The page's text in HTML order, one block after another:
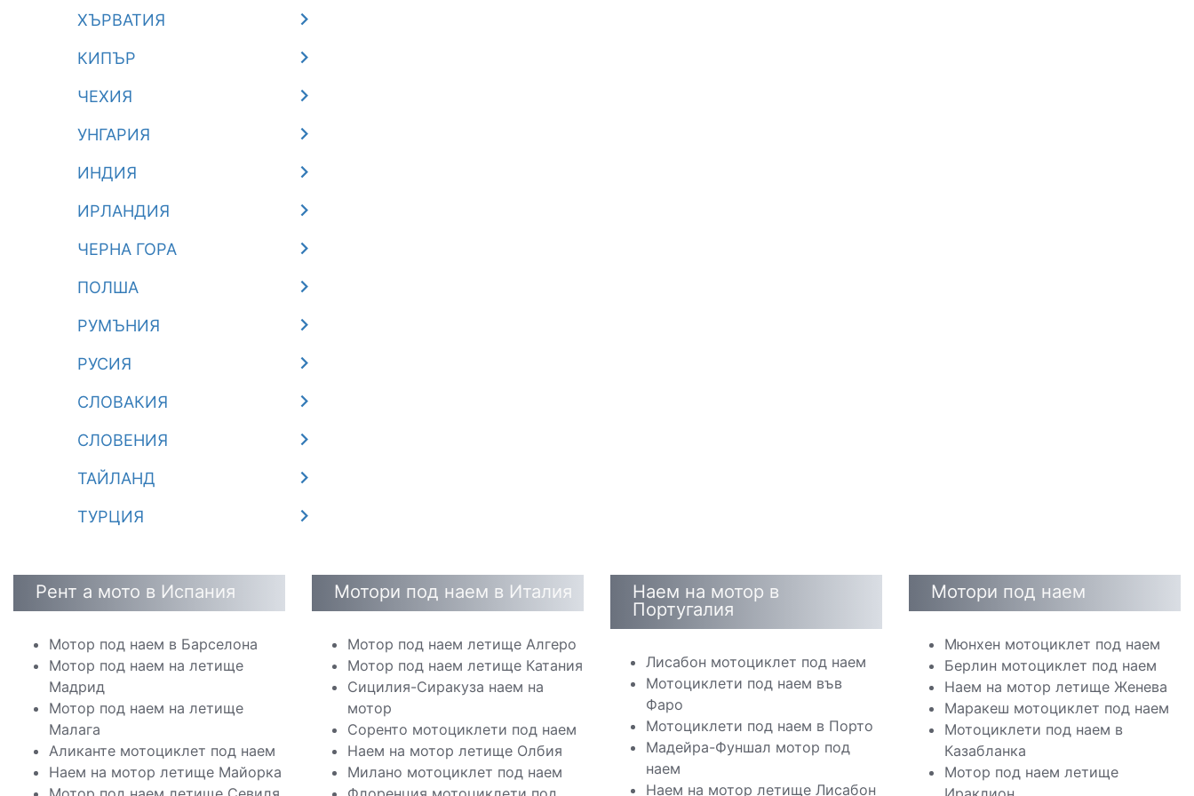
ХЪРВАТИЯ
КИПЪР
ЧЕХИЯ
УНГАРИЯ
ИНДИЯ
ИРЛАНДИЯ
ЧЕРНА ГОРА
ПОЛША
РУМЪНИЯ
РУСИЯ
СЛОВАКИЯ
СЛОВЕНИЯ
ТАЙЛАНД
ТУРЦИЯ
Рент а мото в Испания
Мотор под наем в Барселона
Мотор под наем на летище
Мадрид
Мотор под наем на летище
Малага
Аликанте мотоциклет под наем
Наем на мотор летище Майорка
Мотори под наем в Италия
Мотор под наем летище Алгеро
Мотор под наем летище Катания
Сицилия-Сиракуза наем на
мотор
Соренто мотоциклети под наем
Наем на мотор летище Олбия
Милано мотоциклет под наем
Наем на мотор в
Португалия
Лисабон мотоциклет под наем
Мотоциклети под наем във
Фаро
Мотоциклети под наем в Порто
Мадейра-Фуншал мотор под
наем
Наем на мотор летище Лисабон
Мотори под наем
Мюнхен мотоциклет под наем
Берлин мотоциклет под наем
Наем на мотор летище Женева
Маракеш мотоциклет под наем
Мотоциклети под наем в
Казабланка
Мотор под наем летище